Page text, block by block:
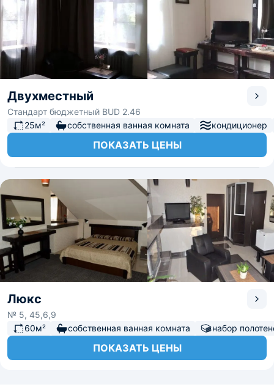
Двухместный
Стандарт бюджетный BUD 2.46
25м²
собственная ванная комната кондиционер
ПОКАЗАТЬ ЦЕНЫ
Люкс
№ 5, 45,6,9
60м²
собственная ванная комната набор
ПОКАЗАТЬ ЦЕНЫ